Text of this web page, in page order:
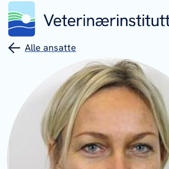
Alle ansatte